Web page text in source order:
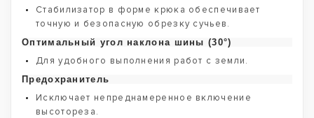
Стабилизатор в форме крюка обеспечивает
точную и безопасную обрезку сучьев.
Оптимальный угол наклона шины (30°)
Для удобного выполнения работ с земли.
Предохранитель
Исключает непреднамеренное включение
высотореза.